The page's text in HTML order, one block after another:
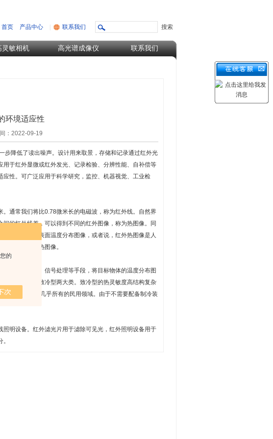
的
首页 产品中心 联系我们
灵敏相机 高光谱成像仪 联系我们
环境适应性
：2022-09-19
降低了读出噪声。设计用来取景，存储和记录通过红外光
于红外显微或红外发光、记录检验、分辨性能、自补偿等
性。可广泛应用于科学研究，监控、机器视觉、工业检
常我们将比0.78微米长的电磁波，称为红外线。自然界
的红外线差，可以得到不同的红外图像，称为热图像。同
，而是目标表面温度分布图像，或者说，红外热图像是人
温度分布的热图像。
过光电转换、信号处理等手段，将目标物体的温度分布图
致冷型和非致冷型两大类。致冷型的热灵敏度高结构复杂
数*事用途和几乎所有的民用领域。由于不需要配备制冷装
明设备。红外滤光片用于滤除可见光，红外照明设备用于